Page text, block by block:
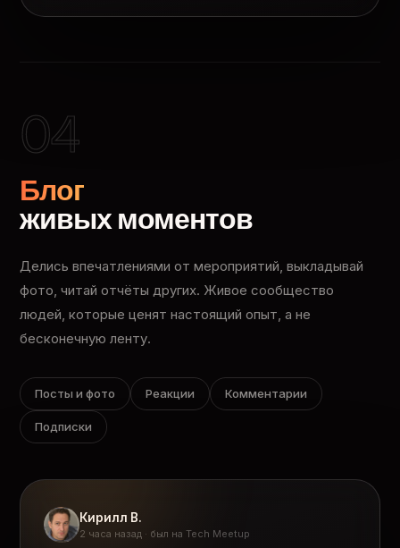
04
Блог
живых моментов
Делись впечатлениями от мероприятий, выкладывай
фото, читай отчёты других. Живое сообщество
людей, которые ценят настоящий опыт, а не
бесконечную ленту.
Посты и фото Реакции Комментарии
Подписки
Кирилл В.
2 часа назад · был на Tech Meetup